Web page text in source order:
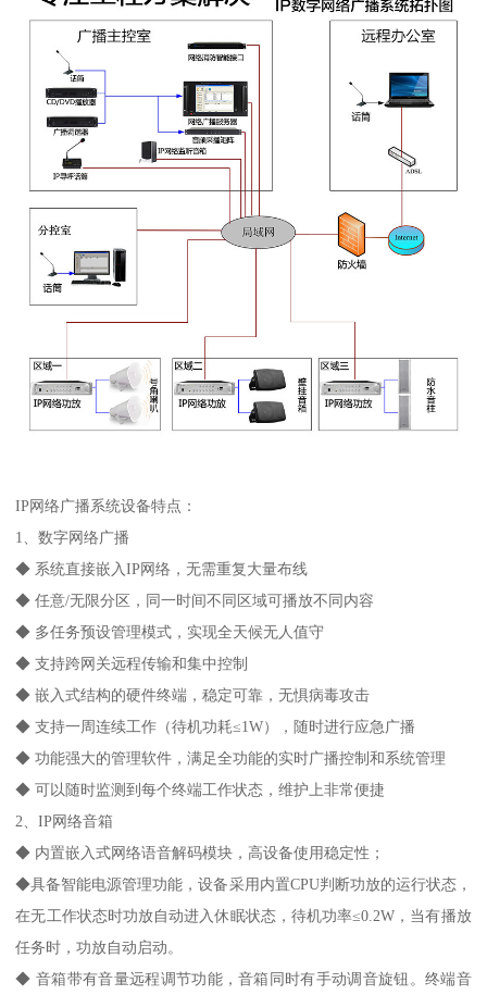
IP网络广播系统设备特点：
1、数字网络广播
◆ 系统直接嵌入IP网络，无需重复大量布线
◆ 任意/无限分区，同一时间不同区域可播放不同内容
◆ 多任务预设管理模式，实现全天候无人值守
◆ 支持跨网关远程传输和集中控制
◆ 嵌入式结构的硬件终端，稳定可靠，无惧病毒攻击
◆ 支持一周连续工作（待机功耗≤1W），随时进行应急广播
◆ 功能强大的管理软件，满足全功能的实时广播控制和系统管理
◆ 可以随时监测到每个终端工作状态，维护上非常便捷
2、IP网络音箱
◆ 内置嵌入式网络语音解码模块，高设备使用稳定性；
◆具备智能电源管理功能，设备采用内置CPU判断功放的运行状态，
在无工作状态时功放自动进入休眠状态，待机功率≤0.2W，当有播放
任务时，功放自动启动。
◆ 音箱带有音量远程调节功能，音箱同时有手动调音旋钮。终端音